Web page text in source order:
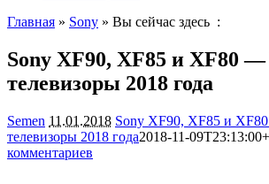
Главная » Sony » Вы сейчас здесь :
Sony XF90, XF85 и XF80
телевизоры 2018 года
Semen 11.01.2018 Sony XF90, XF85 и
телевизоры 2018 года2018-11-
комментариев